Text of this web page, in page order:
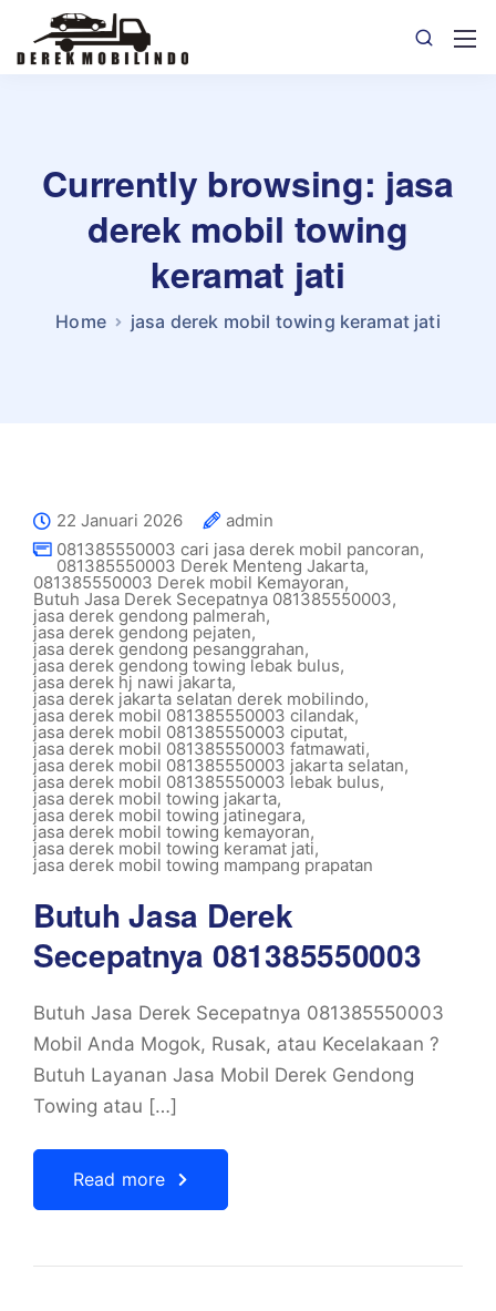
Currently browsing: jasa
derek mobil towing
keramat jati
Home jasa derek mobil towing keramat jati
22 Januari 2026
admin
081385550003 cari jasa derek mobil pancoran,
081385550003 Derek Menteng Jakarta,
081385550003 Derek mobil Kemayoran,
Butuh Jasa Derek Secepatnya 081385550003,
jasa derek gendong palmerah,
jasa derek gendong pejaten,
jasa derek gendong pesanggrahan,
jasa derek gendong towing lebak bulus,
jasa derek hj nawi jakarta,
jasa derek jakarta selatan derek mobilindo,
jasa derek mobil 081385550003 cilandak,
jasa derek mobil 081385550003 ciputat,
jasa derek mobil 081385550003 fatmawati,
jasa derek mobil 081385550003 jakarta selatan,
jasa derek mobil 081385550003 lebak bulus,
jasa derek mobil towing jakarta,
jasa derek mobil towing jatinegara,
jasa derek mobil towing kemayoran,
jasa derek mobil towing keramat jati,
jasa derek mobil towing mampang prapatan
Butuh Jasa Derek
Secepatnya 081385550003
Butuh Jasa Derek Secepatnya 081385550003
Mobil Anda Mogok, Rusak, atau Kecelakaan ?
Butuh Layanan Jasa Mobil Derek Gendong
Towing atau […]
Read more